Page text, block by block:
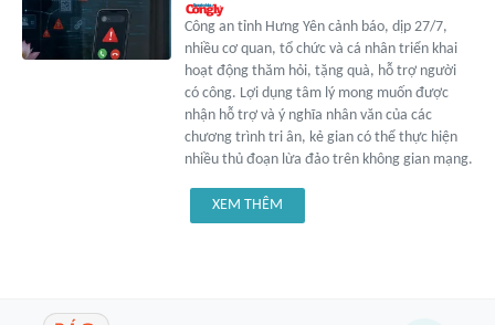
Công an tỉnh Hưng Yên cảnh báo, dịp 27/7,
nhiều cơ quan, tổ chức và cá nhân triển khai
hoạt động thăm hỏi, tặng quà, hỗ trợ người
có công. Lợi dụng tâm lý mong muốn được
nhận hỗ trợ và ý nghĩa nhân văn của các
chương trình tri ân, kẻ gian có thể thực hiện
nhiều thủ đoạn lừa đảo trên không gian mạng.
XEM THÊM